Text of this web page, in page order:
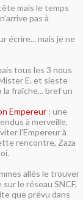
mais le temps
pas à
écrire... mais je ne
tous les 3 nous
E. et sieste
fraîche... bref un
Empereur : une
à merveille,
l'Empereur à
rencontre, Zaza
allés le trouver
le réseau SNCF,
que prévu dans